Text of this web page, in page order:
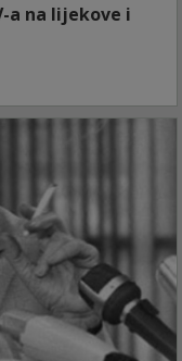
a na lijekove i